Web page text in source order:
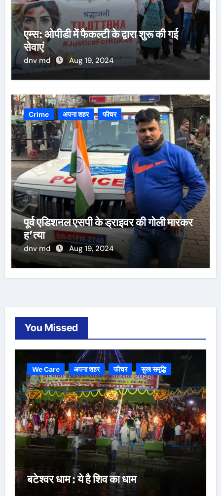
एम्स: ओपीडी में फैकल्टी के द्वारा शुरू की गई
सेवाएं
dnv md Aug 19, 2024
Crime अपना शहर फीचर
पूर्व एडिशनल एसपी के ड्राइवर की गोली मारकर
ह’त्या
dnv md Aug 19, 2024
You Missed
We Care अपना शहर फीचर सुख समृद्धि
बटेश्वर धाम : ये है शिव का धाम